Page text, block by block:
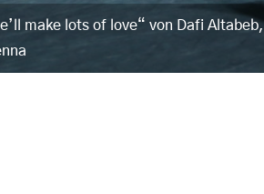
make lots of love“ von Dafi